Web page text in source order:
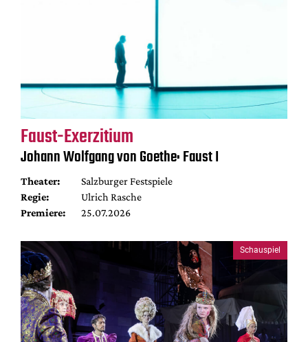
Faust-Exerzitium
Johann Wolfgang von Goethe: Faust I
Theater:
Salzburger Festspiele
Regie:
Ulrich Rasche
Premiere:
25.07.2026
Schauspiel